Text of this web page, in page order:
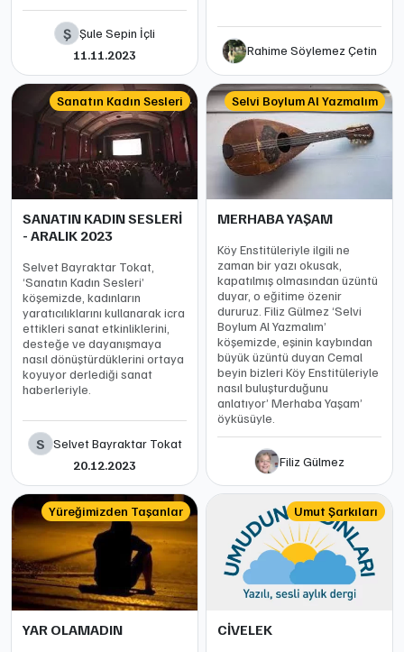
Ş Şule Sepin İçli
11.11.2023
Rahime Söylemez Çetin
Sanatın Kadın Sesleri
SANATIN KADIN SESLERİ
- ARALIK 2023
Selvet Bayraktar Tokat,
‘Sanatın Kadın Sesleri’
köşemizde, kadınların
yaratıcılıklarını kullanarak icra
ettikleri sanat etkinliklerini,
desteğe ve dayanışmaya
nasıl dönüştürdüklerini ortaya
koyuyor derlediği sanat
haberleriyle.
S Selvet Bayraktar Tokat
20.12.2023
Selvi Boylum Al Yazmalım
MERHABA YAŞAM
Köy Enstitüleriyle ilgili ne
zaman bir yazı okusak,
kapatılmış olmasından üzüntü
duyar, o eğitime özenir
dururuz. Filiz Gülmez ‘Selvi
Boylum Al Yazmalım’
köşemizde, eşinin kaybından
büyük üzüntü duyan Cemal
beyin bizleri Köy Enstitüleriyle
nasıl buluşturduğunu
anlatıyor’ Merhaba Yaşam’
öyküsüyle.
Filiz Gülmez
Yüreğimizden Taşanlar
YAR OLAMADIN
Umut Şarkıları
CİVELEK